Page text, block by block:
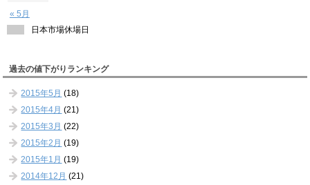
« 5月
日本市場休場日
過去の値下がりランキング
2015年5月 (18)
2015年4月 (21)
2015年3月 (22)
2015年2月 (19)
2015年1月 (19)
2014年12月 (21)